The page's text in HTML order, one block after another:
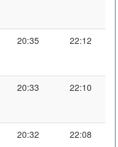
20:35 22:12
20:33 22:10
20:32 22:08